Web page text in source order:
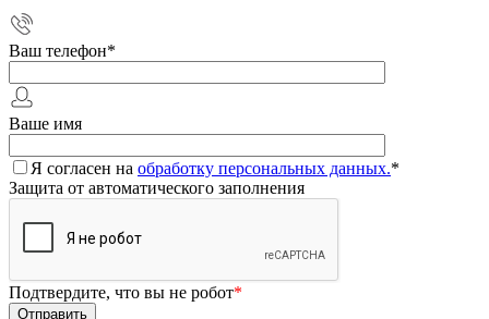
Ваш телефон*
Ваше имя
Я согласен на обработку персональных данных.*
Защита от автоматического заполнения
Подтвердите, что вы не робот*